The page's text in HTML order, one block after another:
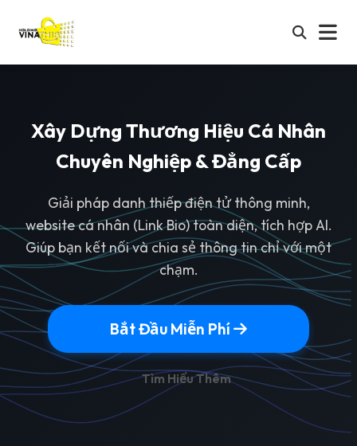
Bắt Đầu Miễn Phí
Xây Dựng Thương Hiệu Cá Nhân
Chuyên Nghiệp & Đẳng Cấp
Giải pháp danh thiếp điện tử thông minh,
website cá nhân (Link Bio) toàn diện, tích hợp AI.
Giúp bạn kết nối và chia sẻ thông tin chỉ với một
chạm.
Bắt Đầu Miễn Phí
Tìm Hiểu Thêm